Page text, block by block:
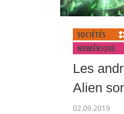
Les
Alien
02.09.2019